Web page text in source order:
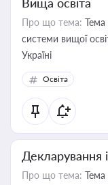
Про що тема: Тема
системи вищої
Україні
Освіта
Декларування
Про що тема: Тема